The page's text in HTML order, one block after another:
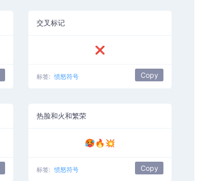
交叉标记
❌
标签: 愤怒符号 Copy
热脸和火和繁荣
🥵🔥💥
标签: 愤怒符号 Copy